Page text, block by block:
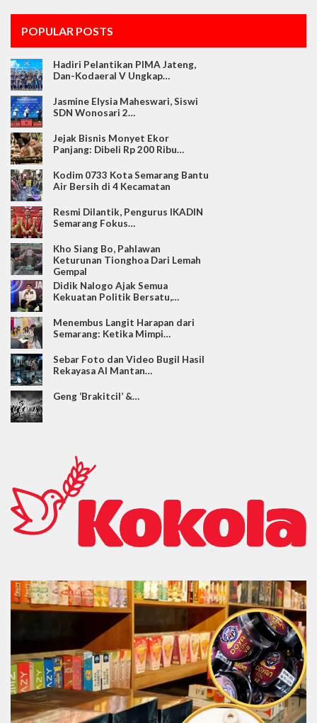
POPULAR POSTS
Hadiri Pelantikan PIMA Jateng,
Dan-Kodaeral V Ungkap…
Jasmine Elysia Maheswari, Siswi
SDN Wonosari 2…
Jejak Bisnis Monyet Ekor
Panjang: Dibeli Rp 200 Ribu…
Kodim 0733 Kota Semarang Bantu
Air Bersih di 4 Kecamatan
Resmi Dilantik, Pengurus IKADIN
Semarang Fokus…
Kho Siang Bo, Pahlawan
Keturunan Tionghoa Dari Lemah
Gempal
Didik Nalogo Ajak Semua
Kekuatan Politik Bersatu,…
Menembus Langit Harapan dari
Semarang: Ketika Mimpi…
Sebar Foto dan Video Bugil Hasil
Rekayasa AI Mantan…
Geng ‘Brakitcil’ &…